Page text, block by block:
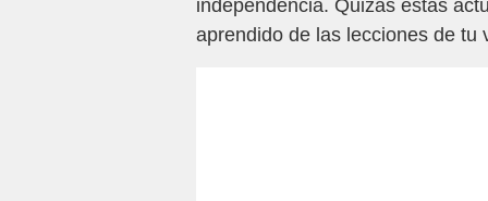
independencia. Quizás estás
aprendido de las lecciones de tu